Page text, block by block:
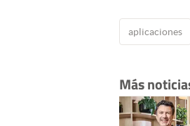
aplicaciones
Más